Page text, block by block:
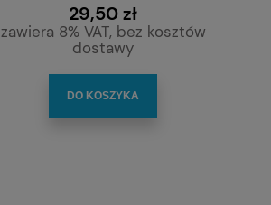
29,50 zł
zawiera 8% VAT, bez kosztów
dostawy
DO KOSZYKA